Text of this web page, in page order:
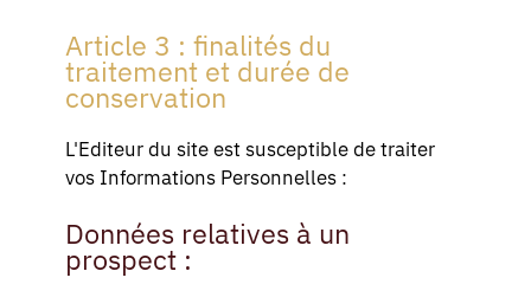
Article 3 : finalités du
traitement et durée de
conservation
L'Editeur du site est susceptible de traiter
vos Informations Personnelles :
Données relatives à un
prospect :